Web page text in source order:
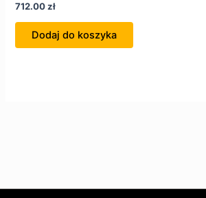
712.00zł
Dodaj do koszyka